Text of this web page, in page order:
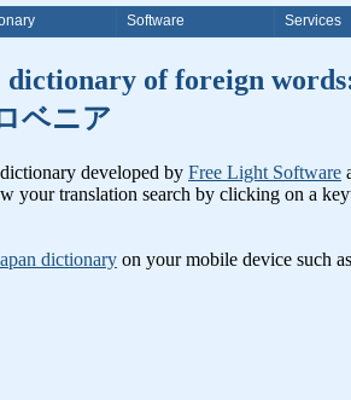
Software Services
dictionary of foreign
ベニア
developed by Free Light Software
your translation search by clicking on a
dictionary on your mobile device such as